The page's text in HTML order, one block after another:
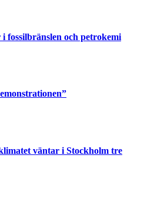
fossilbränslen och petrokemi
väntar i Stockholm tre